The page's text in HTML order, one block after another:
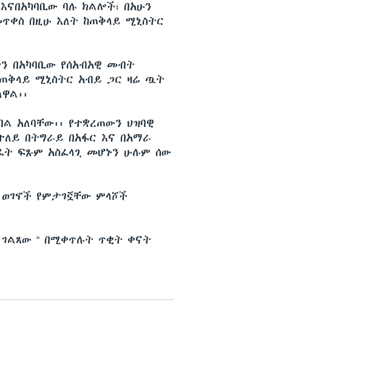
ባሉ ክልሎች፣ በአሁን
በዚሁ እለት ከጠቅላይ ሚኒስትር
በአካባቢው የሰአብአዊ መብት
ሚኒስትር አብይ ጋር ዛሬ ጧት
አለባቸው፡፡ የተቋረጠውን ህዝባዊ
በትግራይ በአፋር እና በአማራ
ፍጹም አስፈላጊ መሆኑን ሁሉም ሰው
የምታገኟቸው ምላሾች
ገልጸው “ በሚቀጥሉት ጥቂት ቀናት